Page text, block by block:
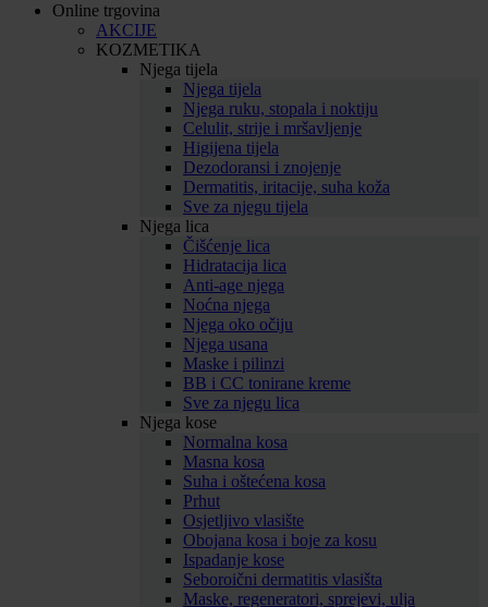
Online trgovina
AKCIJE
KOZMETIKA
Njega tijela
Njega tijela
Njega ruku, stopala i noktiju
Celulit, strije i mršavljenje
Higijena tijela
Dezodoransi i znojenje
Dermatitis, iritacije, suha koža
Sve za njegu tijela
Njega lica
Čišćenje lica
Hidratacija lica
Anti-age njega
Noćna njega
Njega oko očiju
Njega usana
Maske i pilinzi
BB i CC tonirane kreme
Sve za njegu lica
Njega kose
Normalna kosa
Masna kosa
Suha i oštećena kosa
Prhut
Osjetljivo vlasište
Obojana kosa i boje za kosu
Ispadanje kose
Seboroični dermatitis vlasišta
Maske, regeneratori, sprejevi, ulja